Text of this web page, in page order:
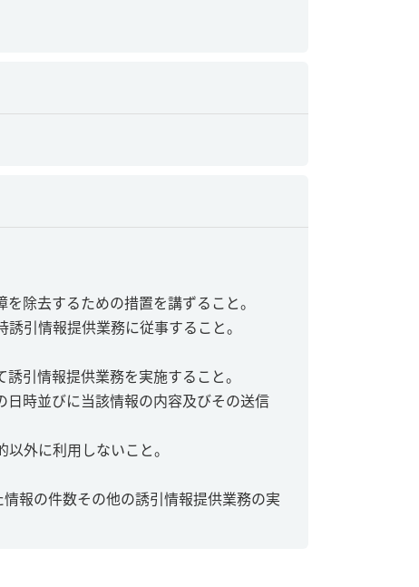
除去するための措置を講ずること。
引情報提供業務に従事すること。
引情報提供業務を実施すること。
時並びに当該情報の内容及びその送信
外に利用しないこと。
報の件数その他の誘引情報提供業務の実